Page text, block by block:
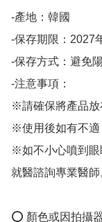
-產地：韓國
-保存期限：2027
-保存方式：避免
-注意事項：
※請確保將產品放
※使用後如有不適
※如不小心噴到眼
就醫諮詢專業醫師
⭕️ 顏色或因拍攝